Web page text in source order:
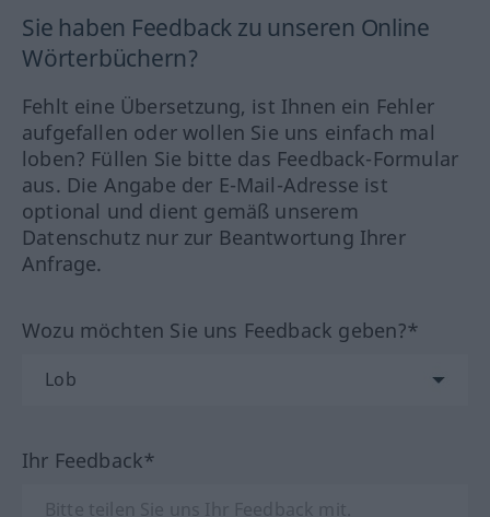
Sie haben Feedback zu unseren Online
Wörterbüchern?
Fehlt eine Übersetzung, ist Ihnen ein Fehler
aufgefallen oder wollen Sie uns einfach mal
loben? Füllen Sie bitte das Feedback-Formular
aus. Die Angabe der E-Mail-Adresse ist
optional und dient gemäß unserem
Datenschutz nur zur Beantwortung Ihrer
Anfrage.
Wozu möchten Sie uns Feedback geben?*
Ihr Feedback*